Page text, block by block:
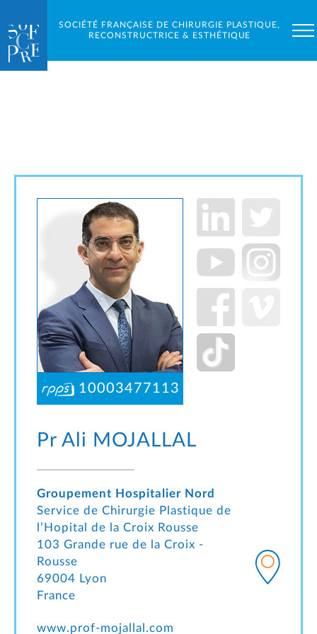
SOCIÉTÉ FRANÇAISE DE CHIRURGIE PLASTIQUE,
RECONSTRUCTRICE & ESTHÉTIQUE
10003477113
Pr Ali MOJALLAL
Groupement Hospitalier Nord
Service de Chirurgie Plastique de
l’Hopital de la Croix Rousse
103 Grande rue de la Croix -
Rousse
69004 Lyon
France
www.prof-mojallal.com